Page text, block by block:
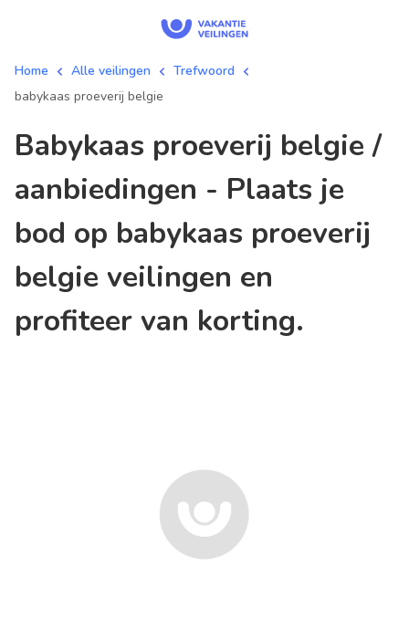
Home Alle veilingen
Trefwoord
babykaas proeverij belgie
babykaas proeverij belgie /
aanbiedingen - Plaats je
bod op babykaas proeverij
belgie veilingen en
profiteer van korting.